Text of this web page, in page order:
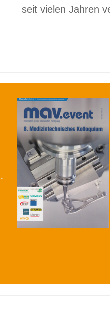
seit vielen Jahren